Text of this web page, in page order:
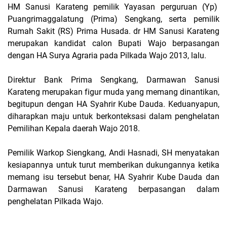
HM Sanusi Karateng pemilik Yayasan perguruan (Yp)
Puangrimaggalatung (Prima) Sengkang, serta pemilik
Rumah Sakit (RS) Prima Husada. dr HM Sanusi Karateng
merupakan kandidat calon Bupati Wajo berpasangan
dengan HA Surya Agraria pada Pilkada Wajo 2013, lalu.
Direktur Bank Prima Sengkang, Darmawan Sanusi
Karateng merupakan figur muda yang memang dinantikan,
begitupun dengan HA Syahrir Kube Dauda. Keduanyapun,
diharapkan maju untuk berkonteksasi dalam penghelatan
Pemilihan Kepala daerah Wajo 2018.
Pemilik Warkop Siengkang, Andi Hasnadi, SH menyatakan
kesiapannya untuk turut memberikan dukungannya ketika
memang isu tersebut benar, HA Syahrir Kube Dauda dan
Darmawan Sanusi Karateng berpasangan dalam
penghelatan Pilkada Wajo.